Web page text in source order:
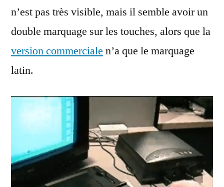
n’est pas très visible, mais il semble avoir un
double marquage sur les touches, alors que la
version commerciale n’a que le marquage
latin.